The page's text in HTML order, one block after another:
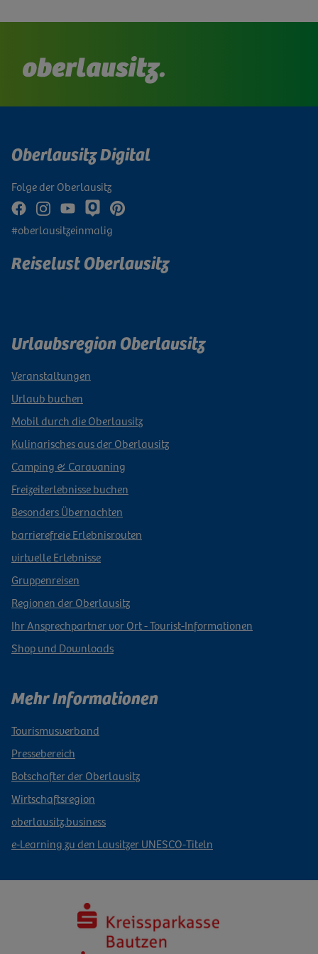
Oberlausitz Digital
Folge der Oberlausitz
#oberlausitzeinmalig
Reiselust Oberlausitz
Urlaubsregion Oberlausitz
Veranstaltungen
Urlaub buchen
Mobil durch die Oberlausitz
Kulinarisches aus der Oberlausitz
Camping & Caravaning
Freizeiterlebnisse buchen
Besonders Übernachten
barrierefreie Erlebnisrouten
virtuelle Erlebnisse
Gruppenreisen
Regionen der Oberlausitz
Ihr Ansprechpartner vor Ort - Tourist-Informationen
Shop und Downloads
Mehr Informationen
Tourismusverband
Pressebereich
Botschafter der Oberlausitz
Wirtschaftsregion
oberlausitz.business
e-Learning zu den Lausitzer UNESCO-Titeln